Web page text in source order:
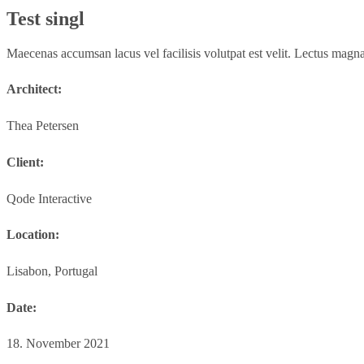
Test singl
Maecenas accumsan lacus vel facilisis volutpat est velit. Lectus
Architect:
Thea Petersen
Client:
Qode Interactive
Location:
Lisabon, Portugal
Date:
18. November 2021